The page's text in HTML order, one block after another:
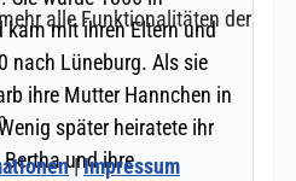
alle Funktionalitäten der
|Impressum